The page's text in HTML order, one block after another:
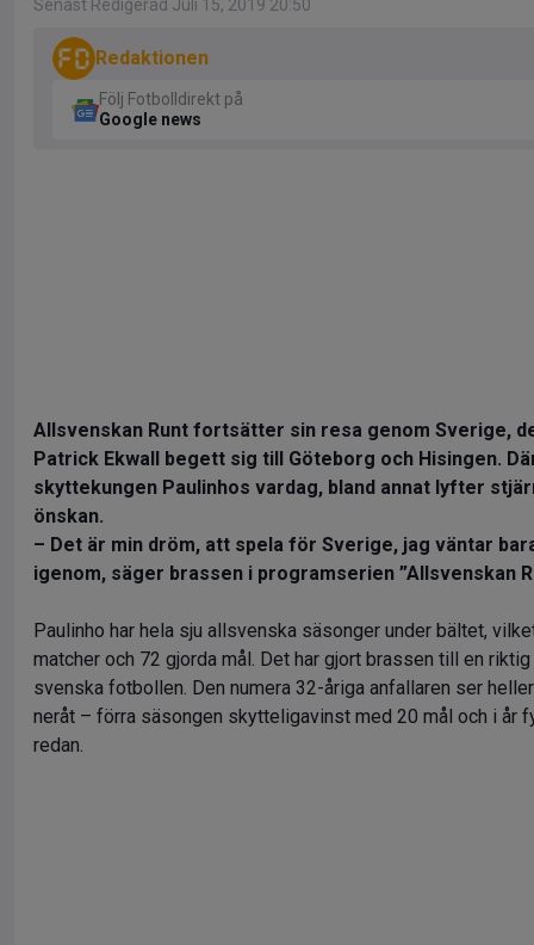
Senast Redigerad Juli 15, 2019 20:50
Redaktionen
Följ Fotbolldirekt på
Google news
Allsvenskan Runt fortsätter sin resa genom Sverige,
Patrick Ekwall begett sig till Göteborg och Hisingen.
skyttekungen Paulinhos vardag, bland annat lyfter
önskan.
– Det är min dröm, att spela för Sverige, jag väntar
igenom, säger brassen i programserien ”Allsvenskan
Paulinho har hela sju allsvenska säsonger under bältet,
matcher och 72 gjorda mål. Det har gjort brassen till en
svenska fotbollen. Den numera 32-åriga anfallaren ser
neråt – förra säsongen skytteligavinst med 20 mål och i år
redan.